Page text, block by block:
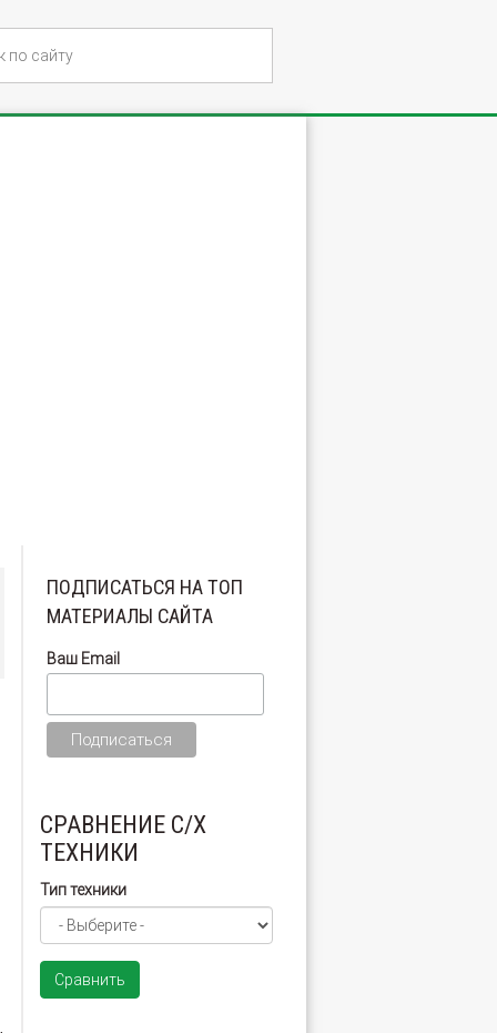
ПОДПИСАТЬСЯ НА ТОП
МАТЕРИАЛЫ САЙТА
Ваш Email
СРАВНЕНИЕ С/Х
ТЕХНИКИ
Тип техники
Сравнить